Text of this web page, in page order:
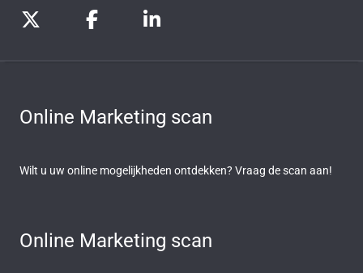
Online Marketing scan
Wilt u uw online mogelijkheden ontdekken? Vraag de scan aan!
Online Marketing scan